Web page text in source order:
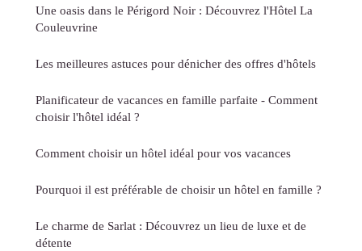
Une oasis dans le Périgord Noir : Découvrez l'Hôtel La
Couleuvrine
Les meilleures astuces pour dénicher des offres d'hôtels
Planificateur de vacances en famille parfaite - Comment
choisir l'hôtel idéal ?
Comment choisir un hôtel idéal pour vos vacances
Pourquoi il est préférable de choisir un hôtel en famille ?
Le charme de Sarlat : Découvrez un lieu de luxe et de
détente